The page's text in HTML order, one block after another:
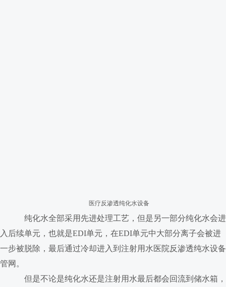
医疗反渗透纯化水设备
纯化水全部采用先进处理工艺，但是另一部分纯化水会进
入后续单元，也就是EDI单元，在EDI单元中大部分离子会被进
一步被脱除，最后通过冷却进入到注射用水医院反渗透纯水设备
管网。
但是不论是纯化水还是注射用水最后都会回流到储水箱，